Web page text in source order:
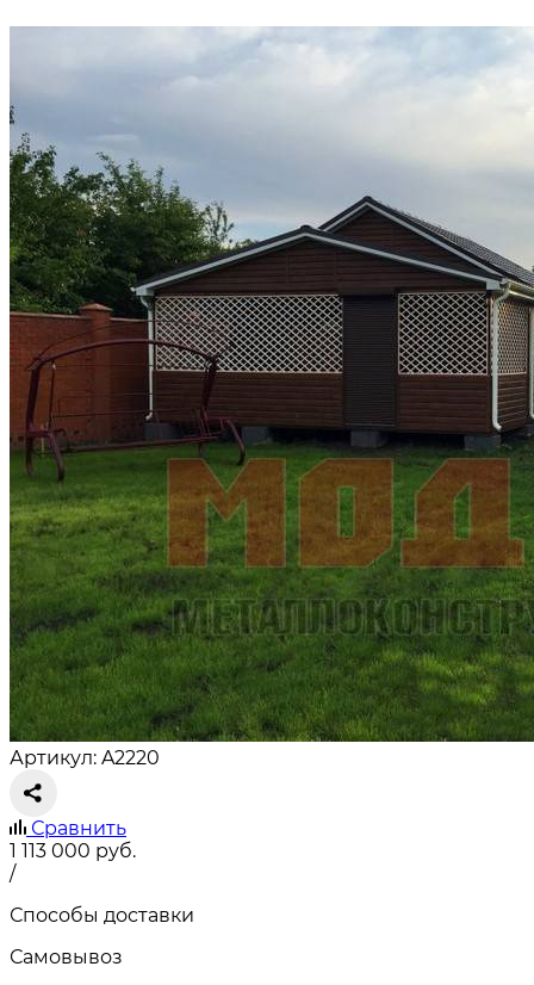
Артикул: A2220
Сравнить
1 113 000 руб.
/
Способы доставки
Самовывоз